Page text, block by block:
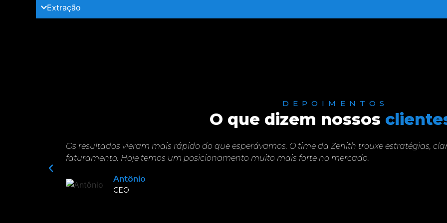
Extração
DEPOIMENTOS
O que dizem nossos
Os resultados vieram mais rápido do que esperávamos. O time da Zenith trouxe estratégias,
faturamento. Hoje temos um posicionamento muito mais forte no mercado.
Antônio
CEO